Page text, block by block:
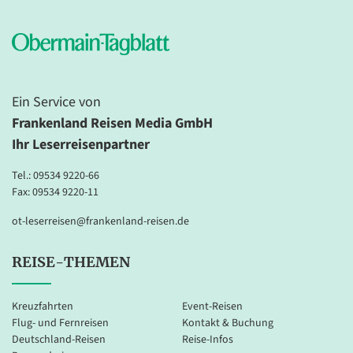
Ein Service von
Frankenland Reisen Media GmbH
Ihr Leserreisenpartner
Tel.:09534 9220-66
Fax: 09534 9220-11
ot-leserreisen@frankenland-reisen.de
REISE-THEMEN
Kreuzfahrten
Flug- und Fernreisen
Deutschland-Reisen
Event-Reisen
Kontakt & Buchung
Reise-Infos